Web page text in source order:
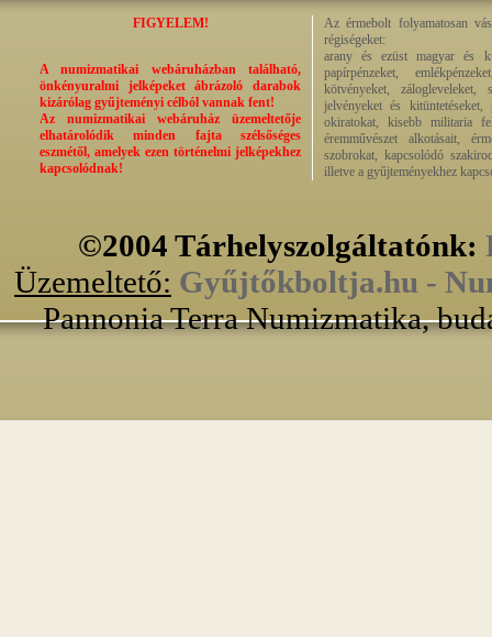
FIGYELEM!
A numizmatikai webáruházban található,
önkényuralmi jelképeket ábrázoló darabok
kizárólag gyűjteményi célból vannak fent!
Az numizmatikai webáruház üzemeltetője
elhatárolódik minden fajta szélsőséges
eszmétől, amelyek ezen történelmi jelképekhez
kapcsolódnak!
Az érmebolt folyamatosan
régiségeket:
arany és ezüst magyar és
papírpénzeket,
kötvényeket,
jelvényeket és kitüntetéseket,
okiratokat, kisebb militaria
éremművészet alkotásait,
szobrokat, kapcsolódó
illetve a gyűjteményekhez
©2004 Tárhelyszolgáltatónk:
Üzemeltető: Gyűjtőkboltja.hu -
Pannonia Terra Numizmatika,